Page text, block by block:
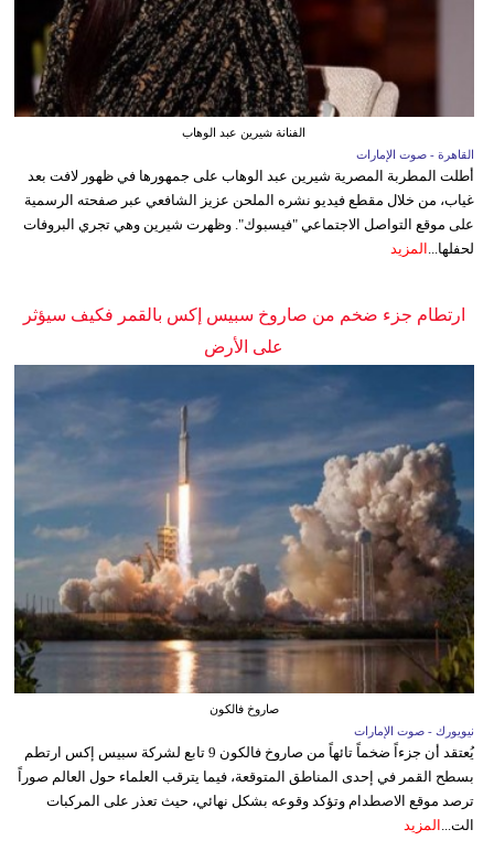
الفنانة شيرين عبد الوهاب
القاهرة - صوت الإمارات
أطلت المطربة المصرية شيرين عبد الوهاب على جمهورها في ظهور لافت بعد
غياب، من خلال مقطع فيديو نشره الملحن عزيز الشافعي عبر صفحته الرسمية
على موقع التواصل الاجتماعي "فيسبوك". وظهرت شيرين وهي تجري البروفات
لحفلها... المزيد
ارتطام جزء ضخم من صاروخ سبيس إكس بالقمر فكيف سيؤثر
على الأرض
صاروخ فالكون
نيويورك - صوت الإمارات
يُعتقد أن جزءاً ضخماً تائهاً من صاروخ فالكون 9 تابع لشركة سبيس إكس ارتطم
بسطح القمر في إحدى المناطق المتوقعة، فيما يترقب العلماء حول العالم صوراً
ترصد موقع الاصطدام وتؤكد وقوعه بشكل نهائي، حيث تعذر على المركبات
الت...
المزيد